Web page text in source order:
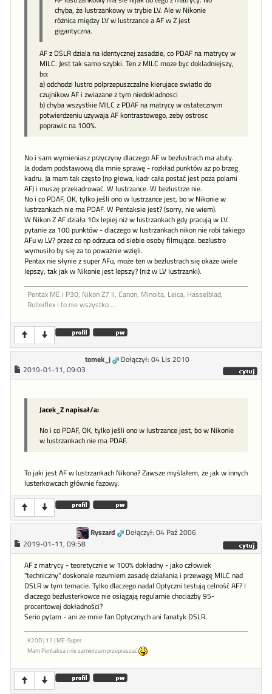
chyba, że lustrzankowy w trybie LV. Ale w Nikonie
różnica między LV w lustrzance a AF w Z jest
gigantyczna.
AF z DSLR dziala na identycznej zasadzie, co PDAF na matrycy w
MILC. Jest tak samo szybki. Ten z MILC moze byc dokladniejszy,
bo:
a) odchodzi lustro polprzepuszczalne kierujace swiatlo do
czujnikow AF i zwiazane z tym niedokladnosci
b) chyba wszystkie MILC z PDAF na matrycy w ostatecznym
potwierdzeniu uzywaja AF kontrastowego, zeby ostrosc
poprawic na 100%.
No i sam wymieniasz przyczyny dlaczego AF w bezlustrach ma atuty.
Ja dodam podstawową dla mnie sprawę - rozkład punktów az po brzeg
kadru. Ja mam tak często (np głowa, kadr cała postać jest poza polami
AF) i muszę przekadrować. W lustrzance. W bezlustrze nie.
No i co PDAF, OK, tylko jeśli ono w lustrzance jest, bo w Nikonie w
lustrzankach nie ma PDAF. W Pentaksie jest? (sorry, nie wiem).
W Nikon Z AF działa 10x lepiej niż w lustrzankach gdy pracują w LV.
pytanie za 100 punktów - dlaczego w lustrzankach nikon nie robi takiego
AFu w LV? przez co np odrzuca od siebie osoby filmujące. bezlustro
wymusiło by się za to poważnie wzięli.
Pentax nie słynie z super AFu, może ten w bezlustrach się okaże wiele
lepszy, tak jak w Nikonie jest lepszy? (niż w LV lustrzanki).
Pentax ME i P30, Nikon Z7 II, Canon, Minolta, Leica, Hasselblad,
Rolleiflex i to nie wszystko ...
tomek_j
Dołączył: 04 Lis 2010
2019-01-11, 09:03
Jacek_Z napisał/a:
No i co PDAF, OK, tylko jeśli ono w lustrzance jest, bo w Nikonie
w lustrzankach nie ma PDAF.
To jaki jest AF w lustrzankach Nikona? Zawsze myślałem, że jak w innych
lusterkowcach głównie fazowy.
Ryszard
Dołączył: 04 Paź 2006
2019-01-11, 09:58
AF z matrycy - teoretycznie w 100% dokładny - jako człowiek
"techniczny" doskonale rozumiem zasadę działania i przewagę MILC nad
DSLR w tym temacie. Tylko dlaczego nadal Optyczni testują celność AF? I
dlaczego bezlusterkowce nie osiągają regularnie chociażby 95-
procentowej dokładności?
Serio pytam - ani ze mnie fan Optycznych ani fanatyk DSLR.
K20D | 17 | ME-Super
Mam Pentaksa i nie zamierzam przepraszać